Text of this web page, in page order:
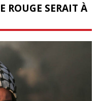
ROUGE SERAIT À